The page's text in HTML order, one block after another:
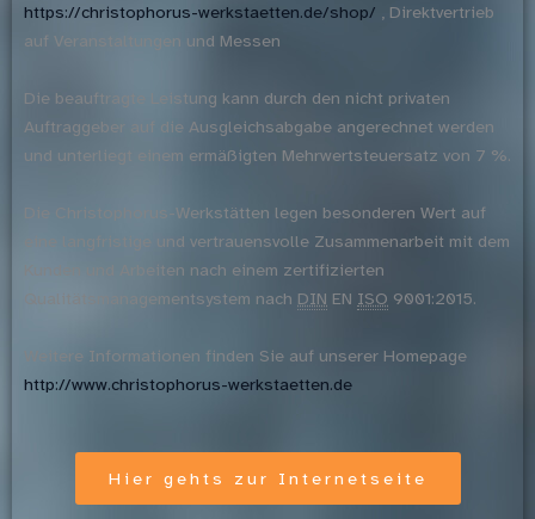
https://christophorus-werkstaetten.de/shop/ , Direktvertrieb
auf Veranstaltungen und Messen
Die beauftragte Leistung kann durch den nicht privaten
Auftraggeber auf die Ausgleichsabgabe angerechnet werden
und unterliegt einem ermäßigten Mehrwertsteuersatz von 7 %.
Die Christophorus-Werkstätten legen besonderen Wert auf
eine langfristige und vertrauensvolle Zusammenarbeit mit dem
Kunden und Arbeiten nach einem zertifizierten
Qualitätsmanagementsystem nach DIN EN ISO 9001:2015.
Weitere Informationen finden Sie auf unserer Homepage
http://www.christophorus-werkstaetten.de
Hier gehts zur Internetseite